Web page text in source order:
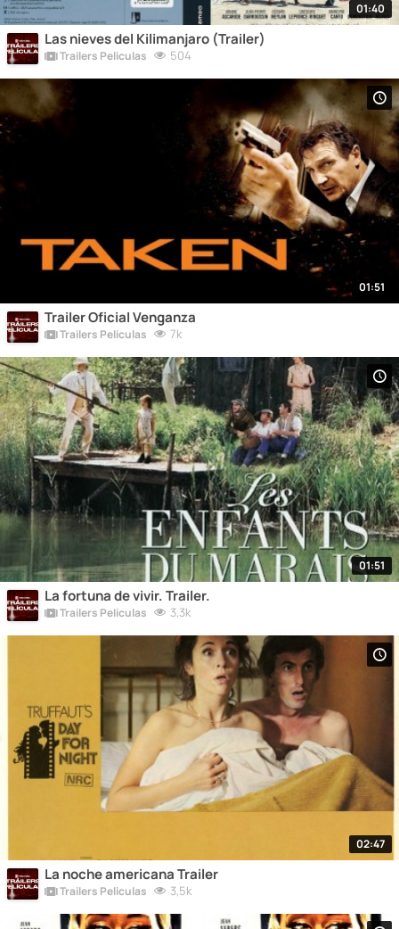
01:40
Las nieves del Kilimanjaro (Trailer)
Trailers Peliculas 504
01:51
Trailer Oficial Venganza
Trailers Peliculas 7k
01:51
La fortuna de vivir. Trailer.
Trailers Peliculas 3,3k
02:47
La noche americana Trailer
Trailers Peliculas 3,5k